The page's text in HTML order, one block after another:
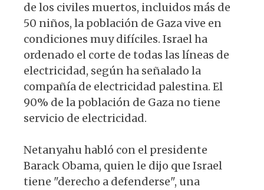
de los civiles muertos, incluidos más de
50 niños, la población de Gaza vive en
condiciones muy difíciles. Israel ha
ordenado el corte de todas las líneas de
electricidad, según ha señalado la
compañía de electricidad palestina. El
90% de la población de Gaza no tiene
servicio de electricidad.
Netanyahu habló con el presidente
Barack Obama, quien le dijo que Israel
tiene "derecho a defenderse", una